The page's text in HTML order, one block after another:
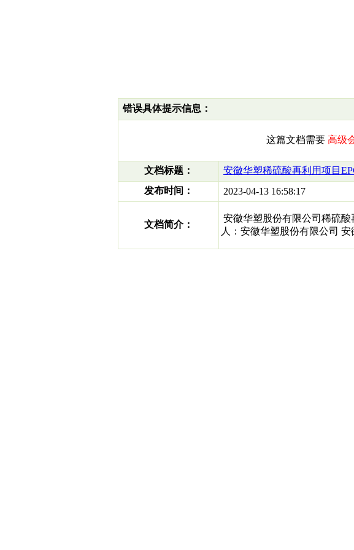
错误具体提示信息：
这篇文档需要 高级
文档标题：
安徽华塑稀硫酸再利用项目
发布时间：
2023-04-13 16:58:17
文档简介：
安徽华塑股份有限公司稀硫酸
人：安徽华塑股份有限公司